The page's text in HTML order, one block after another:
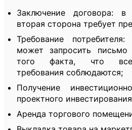
Заключение договора: в
вторая сторона требует
Требование потребителя:
может запросить письмо
того факта, что все
требования соблюдаются;
Получение
проектного
Аренда торгового